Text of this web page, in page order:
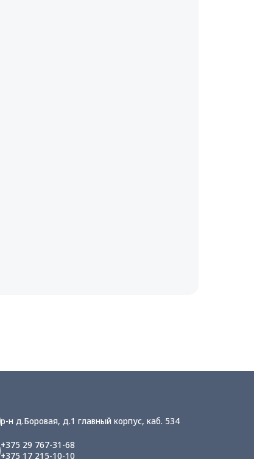
р-н д.Боровая, д.1 главный корпус, каб. 534
+375 29 767-31-68
+375 17 215-10-10